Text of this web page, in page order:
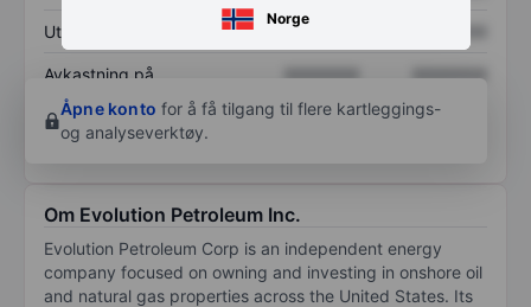
Norge
Utbytte per aksje XXXXXXX
Avkastning på
egenkapital
XXXXXXX
XXXXXXX
Åpne konto for å få tilgang til flere kartleggings-
og analyseverktøy.
Om Evolution Petroleum Inc.
Evolution Petroleum Corp is an independent energy
company focused on owning and investing in onshore oil
and natural gas properties across the United States. Its